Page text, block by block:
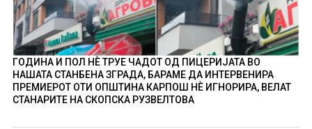
ГОДИНА И ПОЛ НÈ ТРУЕ ЧАДОТ ОД ПИЦЕРИЈАТА ВО
НАШАТА СТАНБЕНА ЗГРАДА, БАРАМЕ ДА ИНТЕРВЕНИРА
ПРЕМИЕРОТ ОТИ ОПШТИНА КАРПОШ НÈ ИГНОРИРА, ВЕЛАТ
СТАНАРИТЕ НА СКОПСКА РУЗВЕЛТОВА